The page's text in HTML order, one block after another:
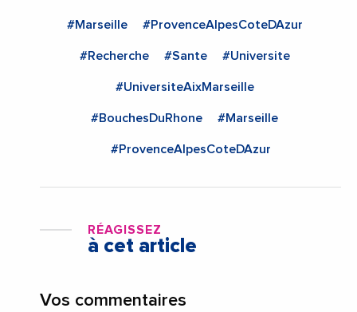
#Marseille #ProvenceAlpesCoteDAzur
#Recherche #Sante #Universite
#UniversiteAixMarseille
#BouchesDuRhone #Marseille
#ProvenceAlpesCoteDAzur
RÉAGISSEZ
à cet article
Vos commentaires